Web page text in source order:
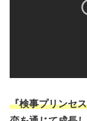
『検事プリンセ